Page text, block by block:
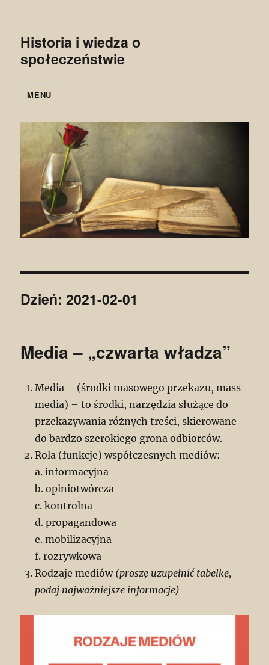
Historia i wiedza o
społeczeństwie
MENU
Dzień:2021-02-01
Media – „czwarta władza”
Media – (środki masowego przekazu, mass
media) – to środki, narzędzia służące do
przekazywania różnych treści, skierowane
do bardzo szerokiego grona odbiorców.
Rola (funkcje) współczesnych mediów:
a. informacyjna
b. opiniotwórcza
c. kontrolna
d. propagandowa
e. mobilizacyjna
f. rozrywkowa
Rodzaje mediów (proszę uzupełnić tabelkę,
podaj najważniejsze informacje)